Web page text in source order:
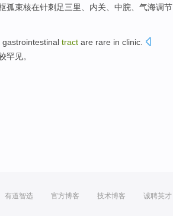
孤束核在针刺 足三里、内关、中脘、气海调节
gastrointestinal tract are rare in clinic.
罕见。
有道智选 官方博客 技术博客 诚聘英才